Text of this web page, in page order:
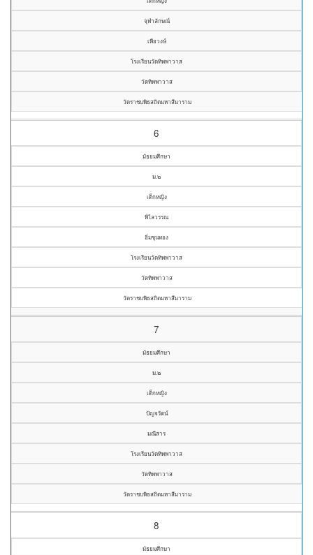
จุฬาลักษณ์
เพียวงษ์
โรงเรียนวัดทิพพาวาส
วัดทิพพาวาส
วัดราชบพิธสถิตมหาสีมาราม
6
มัธยมศึกษา
ม.๒
เด็กหญิง
พิไลวรรณ
อิ่มขุนทอง
โรงเรียนวัดทิพพาวาส
วัดทิพพาวาส
วัดราชบพิธสถิตมหาสีมาราม
7
มัธยมศึกษา
ม.๒
เด็กหญิง
ปัญจรัตน์
มณีสาร
โรงเรียนวัดทิพพาวาส
วัดทิพพาวาส
วัดราชบพิธสถิตมหาสีมาราม
8
มัธยมศึกษา